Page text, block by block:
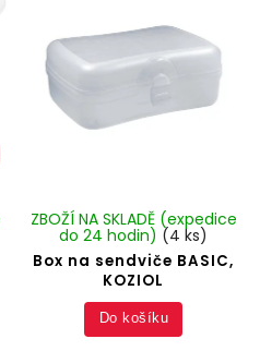
Box na sendviče BASIC,
KOZIOL
ZBOŽÍ NA SKLADĚ (expedice
do 24 hodin) (4 ks)
Do košíku